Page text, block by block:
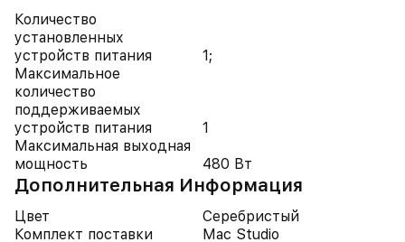
Количество
установленных
устройств питания
1;
Максимальное
количество
поддерживаемых
устройств питания
1
Максимальная выходная
мощность
480 Вт
Дополнительная Информация
Цвет
Серебристый
Комплект поставки
Mac Studio